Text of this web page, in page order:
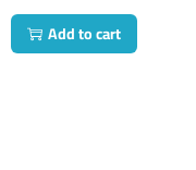
Add to cart